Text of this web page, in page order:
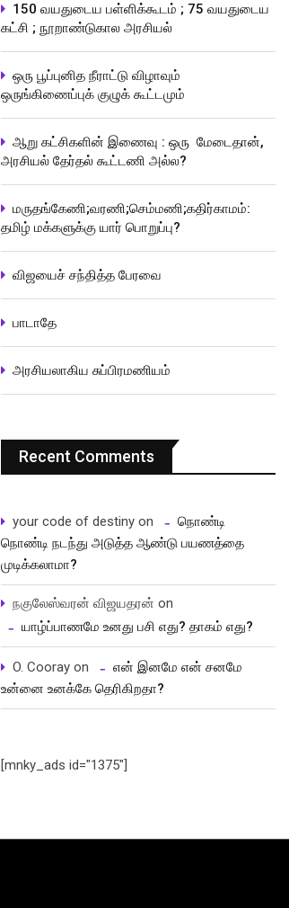
150 வயதுடைய பள்ளிக்கூடம் ; 75 வயதுடைய
கட்சி ; நூறாண்டுகால அரசியல்
ஒரு பூப்புனித நீராட்டு விழாவும்
ஒருங்கிணைப்புக் குழுக் கூட்டமும்
ஆறு கட்சிகளின் இணைவு : ஒரு மேடைதான்,
அரசியல் தேர்தல் கூட்டணி அல்ல?
மருதங்கேணி;வரணி;செம்மணி;கதிர்காமம்:
தமிழ் மக்களுக்கு யார் பொறுப்பு?
விஜயைச் சந்தித்த பேரவை
பாடாதே
அரசியலாகிய சுப்பிரமணியம்
Recent Comments
your code of destiny on
நொண்டி
நொண்டி நடந்து அடுத்த ஆண்டு பயணத்தை
முடிக்கலாமா?
நகுலேஸ்வரன் விஜயதரன் on
யாழ்ப்பாணமே உனது பசி எது? தாகம் எது?
O. Cooray on
என் இனமே என் சனமே
உன்னை உனக்கே தெரிகிறதா?
[mnky_ads id="1375"]